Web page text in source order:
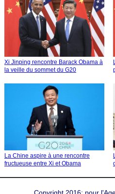
Xi Jinping rencontre Barack Obama à
la veille du sommet du G20
La Chine aspire à une rencontre
fructueuse entre Xi et Obama
Copyright 2016: pour